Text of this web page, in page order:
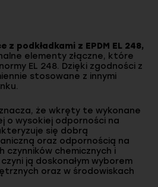
podkładkami z EPDM EL 248,
elementy złączne, które
EL 248. Dzięki zgodności z
stosowane z innymi
że wkręty te wykonane
o wysokiej odporności na
się dobrą
oraz odpornością na
czynników chemicznych i
ją doskonałym wyborem
oraz w środowiskach